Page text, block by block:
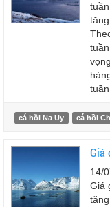
tuần
cá hồi Na Uy cá hồi
Giá
14/
Giá